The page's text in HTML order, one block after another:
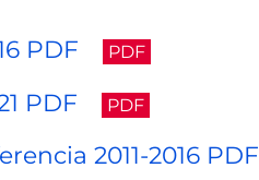
PDF PDF
PDF PDF
2011-2016 PDF